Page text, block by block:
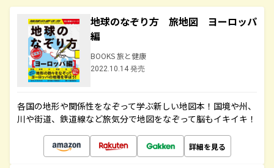
地球のなぞり方 旅地図 ヨーロッパ
編
BOOKS 旅と健康
2022.10.14 発売
各国の地形や関係性をなぞって学ぶ新しい地図本！国境や州、
川や街道、鉄道線など旅気分で地図をなぞって脳もイキイキ！
詳細を見る